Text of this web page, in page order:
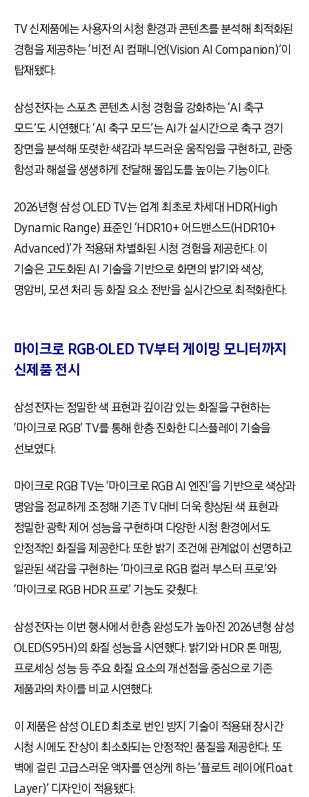
TV 신제품에는 사용자의 시청 환경과 콘텐츠를 분석해 최적화된
경험을 제공하는 ‘비전 AI 컴패니언(Vision AI Companion)’이
탑재됐다.
삼성전자는 스포츠 콘텐츠 시청 경험을 강화하는 ‘AI 축구
모드’도 시연했다. ‘AI 축구 모드’는 AI가 실시간으로 축구 경기
장면을 분석해 또렷한 색감과 부드러운 움직임을 구현하고, 관중
함성과 해설을 생생하게 전달해 몰입도를 높이는 기능이다.
2026년형 삼성 OLED TV는 업계 최초로 차세대 HDR(High
Dynamic Range) 표준인 ‘HDR10+ 어드밴스드(HDR10+
Advanced)’가 적용돼 차별화된 시청 경험을 제공한다. 이
기술은 고도화된 AI 기술을 기반으로 화면의 밝기와 색상,
명암비, 모션 처리 등 화질 요소 전반을 실시간으로 최적화한다.
마이크로 RGB·OLED TV부터 게이밍 모니터까지
신제품 전시
삼성전자는 정밀한 색 표현과 깊이감 있는 화질을 구현하는
‘마이크로 RGB’ TV를 통해 한층 진화한 디스플레이 기술을
선보였다.
마이크로 RGB TV는 ‘마이크로 RGB AI 엔진’을 기반으로 색상과
명암을 정교하게 조정해 기존 TV 대비 더욱 향상된 색 표현과
정밀한 광학 제어 성능을 구현하며 다양한 시청 환경에서도
안정적인 화질을 제공한다. 또한 밝기 조건에 관계없이 선명하고
일관된 색감을 구현하는 ‘마이크로 RGB 컬러 부스터 프로’와
‘마이크로 RGB HDR 프로’ 기능도 갖췄다.
삼성전자는 이번 행사에서 한층 완성도가 높아진 2026년형 삼성
OLED(S95H)의 화질 성능을 시연했다. 밝기와 HDR 톤 매핑,
프로세싱 성능 등 주요 화질 요소의 개선점을 중심으로 기존
제품과의 차이를 비교 시연했다.
이 제품은 삼성 OLED 최초로 번인 방지 기술이 적용돼 장시간
시청 시에도 잔상이 최소화되는 안정적인 품질을 제공한다. 또
벽에 걸린 고급스러운 액자를 연상케 하는 ‘플로트 레이어(Float
Layer)’ 디자인이 적용됐다.